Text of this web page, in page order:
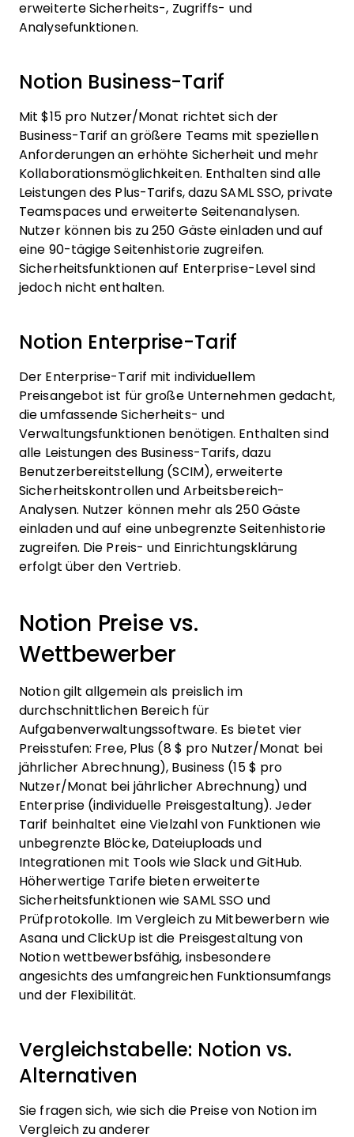
erweiterte Sicherheits-, Zugriffs- und
Analysefunktionen.
Notion Business-Tarif
Mit $15 pro Nutzer/Monat richtet sich der
Business-Tarif an größere Teams mit speziellen
Anforderungen an erhöhte Sicherheit und mehr
Kollaborationsmöglichkeiten. Enthalten sind alle
Leistungen des Plus-Tarifs, dazu SAML SSO, private
Teamspaces und erweiterte Seitenanalysen.
Nutzer können bis zu 250 Gäste einladen und auf
eine 90-tägige Seitenhistorie zugreifen.
Sicherheitsfunktionen auf Enterprise-Level sind
jedoch nicht enthalten.
Notion Enterprise-Tarif
Der Enterprise-Tarif mit individuellem
Preisangebot ist für große Unternehmen gedacht,
die umfassende Sicherheits- und
Verwaltungsfunktionen benötigen. Enthalten sind
alle Leistungen des Business-Tarifs, dazu
Benutzerbereitstellung (SCIM), erweiterte
Sicherheitskontrollen und Arbeitsbereich-
Analysen. Nutzer können mehr als 250 Gäste
einladen und auf eine unbegrenzte Seitenhistorie
zugreifen. Die Preis- und Einrichtungsklärung
erfolgt über den Vertrieb.
Notion Preise vs.
Wettbewerber
Notion gilt allgemein als preislich im
durchschnittlichen Bereich für
Aufgabenverwaltungssoftware. Es bietet vier
Preisstufen: Free, Plus (8 $ pro Nutzer/Monat bei
jährlicher Abrechnung), Business (15 $ pro
Nutzer/Monat bei jährlicher Abrechnung) und
Enterprise (individuelle Preisgestaltung). Jeder
Tarif beinhaltet eine Vielzahl von Funktionen wie
unbegrenzte Blöcke, Dateiuploads und
Integrationen mit Tools wie Slack und GitHub.
Höherwertige Tarife bieten erweiterte
Sicherheitsfunktionen wie SAML SSO und
Prüfprotokolle. Im Vergleich zu Mitbewerbern wie
Asana und ClickUp ist die Preisgestaltung von
Notion wettbewerbsfähig, insbesondere
angesichts des umfangreichen Funktionsumfangs
und der Flexibilität.
Vergleichstabelle: Notion vs.
Alternativen
Sie fragen sich, wie sich die Preise von Notion im
Vergleich zu anderer